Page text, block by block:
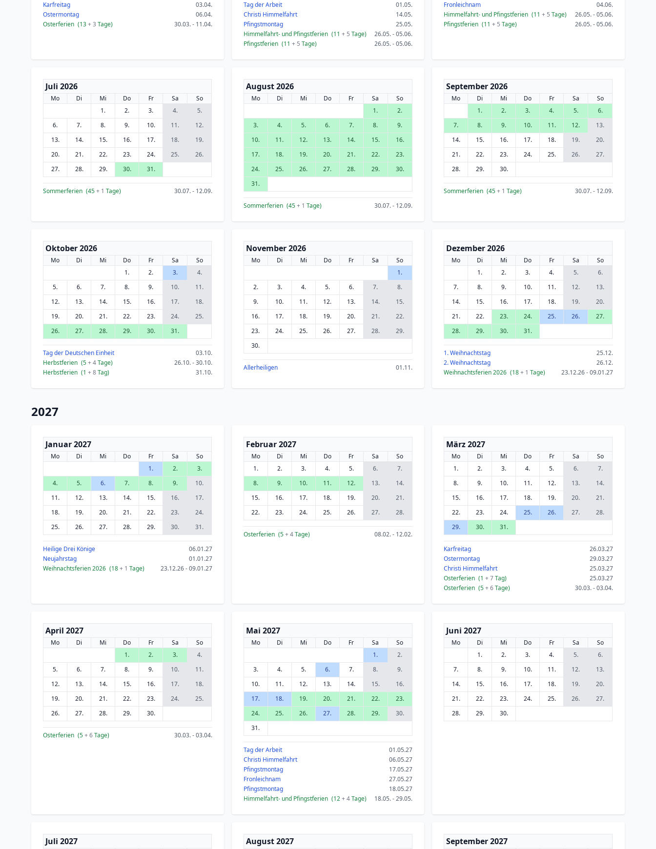
Karfreitag
03.04.
Ostermontag
06.04.
Osterferien (13+ 3 Tage) 30.03. - 11.04.
Tag der Arbeit
01.05.
Christi Himmelfahrt
14.05.
Pfingstmontag
25.05.
Himmelfahrt- und Pfingstferien (11 + 5 Tage)
26.05. - 05.06.
Pfingstferien (11 + 5 Tage) 26.05. - 05.06.
Fronleichnam
04.06.
Himmelfahrt- und Pfingstferien (11+ 5 Tage)
26.05. - 05.06.
Pfingstferien (11+ 5 Tage) 26.05. - 05.06.
Juli 2026
Mo Di Mi Do Fr Sa
So
1.
2. 3. 4.
5.
6.
7. 8. 9. 10. 11.
12.
13.
14. 15. 16. 17. 18.
19.
20.
21. 22. 23. 24. 25.
26.
27.
28. 29. 30. 31.
Sommerferien (45+ 1 Tage) 30.07. - 12.09.
August 2026
Mo Di Mi Do Fr Sa
So
1.
2.
3.
4. 5. 6. 7. 8.
9.
10.
11. 12. 13. 14. 15.
16.
17.
18. 19. 20. 21. 22.
23.
24.
25. 26. 27. 28. 29.
30.
31.
Sommerferien (45+ 1 Tage) 30.07. - 12.09.
September 2026
Mo Di Mi Do Fr Sa
So
1.
2. 3. 4. 5.
6.
7.
8. 9. 10. 11. 12.
13.
14.
15. 16. 17. 18. 19.
20.
21.
22. 23. 24. 25. 26.
27.
28.
29. 30.
Sommerferien (45+ 1 Tage) 30.07. - 12.09.
Oktober 2026
Mo Di Mi Do Fr Sa
So
1.
2. 3.
4.
5.
6. 7. 8. 9. 10.
11.
12.
13. 14. 15. 16. 17.
18.
19.
20. 21. 22. 23. 24.
25.
26.
27. 28. 29. 30. 31.
Tag der Deutschen Einheit
03.10.
Herbstferien (5+ 4Tage)
26.10. - 30.10.
Herbstferien (1 + 8Tag) 31.10.
November 2026
Mo Di Mi Do Fr Sa
So
1.
2.
3. 4. 5. 6. 7.
8.
9.
10. 11. 12. 13. 14.
15.
16.
17. 18. 19. 20. 21.
22.
23.
24. 25. 26. 27. 28.
29.
30.
Allerheiligen 01.11.
Dezember 2026
Mo Di Mi Do Fr Sa
So
1.
2. 3. 4. 5.
6.
7.
8. 9. 10. 11. 12.
13.
14.
15. 16. 17. 18. 19.
20.
21.
22. 23. 24. 25. 26.
27.
28.
29. 30. 31.
1. Weihnachtstag
25.12.
2. Weihnachtstag
26.12.
Weihnachtsferien 2026 (18+ 1 Tage) 23.12.26 - 09.01.27
2027
Januar 2027
Mo Di Mi Do Fr Sa
So
1.
2.
3.
4.
5. 6. 7. 8. 9.
10.
11.
12. 13. 14. 15. 16.
17.
18.
19. 20. 21. 22. 23.
24.
25.
26. 27. 28. 29. 30. 31.
Heilige Drei Könige
06.01.27
Neujahrstag
01.01.27
Weihnachtsferien 2026 (18+ 1 Tage) 23.12.26 - 09.01.27
Februar 2027
Mo Di Mi Do Fr Sa
So
1.
2. 3. 4. 5. 6.
7.
8.
9. 10. 11. 12. 13.
14.
15.
16. 17. 18. 19. 20.
21.
22.
23. 24. 25. 26. 27. 28.
Osterferien (5+ 4Tage) 08.02. - 12.02.
März 2027
Mo Di Mi Do Fr Sa
So
1.
2. 3. 4. 5. 6.
7.
8.
9. 10. 11. 12. 13.
14.
15.
16. 17. 18. 19. 20.
21.
22.
23. 24. 25. 26. 27.
28.
29.
30. 31.
Karfreitag
26.03.27
Ostermontag
29.03.27
Christi Himmelfahrt
25.03.27
Osterferien (1+ 7Tag)
25.03.27
Osterferien (5+ 6Tage) 30.03. - 03.04.
April 2027
Mo Di Mi Do Fr Sa
So
1.
2. 3.
4.
5.
6. 7. 8. 9. 10.
11.
12.
13. 14. 15. 16. 17.
18.
19.
20. 21. 22. 23. 24.
25.
26.
27. 28. 29. 30.
Osterferien (5+ 6Tage) 30.03. - 03.04.
Mai 2027
Mo Di Mi Do Fr Sa
So
1.
2.
3.
4. 5. 6. 7. 8.
9.
10.
11. 12. 13. 14. 15.
16.
17.
18. 19. 20. 21. 22.
23.
24.
25. 26. 27. 28. 29.
30.
31.
Tag der Arbeit
01.05.27
Christi Himmelfahrt
06.05.27
Pfingstmontag
17.05.27
Fronleichnam
27.05.27
Pfingstmontag
18.05.27
Himmelfahrt- und Pfingstferien (12+ 4Tage) 18.05. - 29.05.
Juni 2027
Mo Di Mi Do Fr Sa
So
1.
2. 3. 4. 5.
6.
7.
8. 9. 10. 11. 12.
13.
14.
15. 16. 17. 18. 19.
20.
21.
22. 23. 24. 25. 26.
27.
28.
29. 30.
Juli 2027 August 2027 September 2027